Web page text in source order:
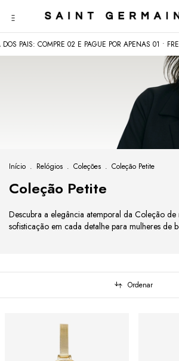
COMPRE 02 E PAGUE POR APENAS 01 •
Início . Relógios . Coleções . Coleção Petite
Coleção Petite
Descubra a elegância atemporal da Coleção de
sofisticação em cada detalhe para mulheres de
Ordenar